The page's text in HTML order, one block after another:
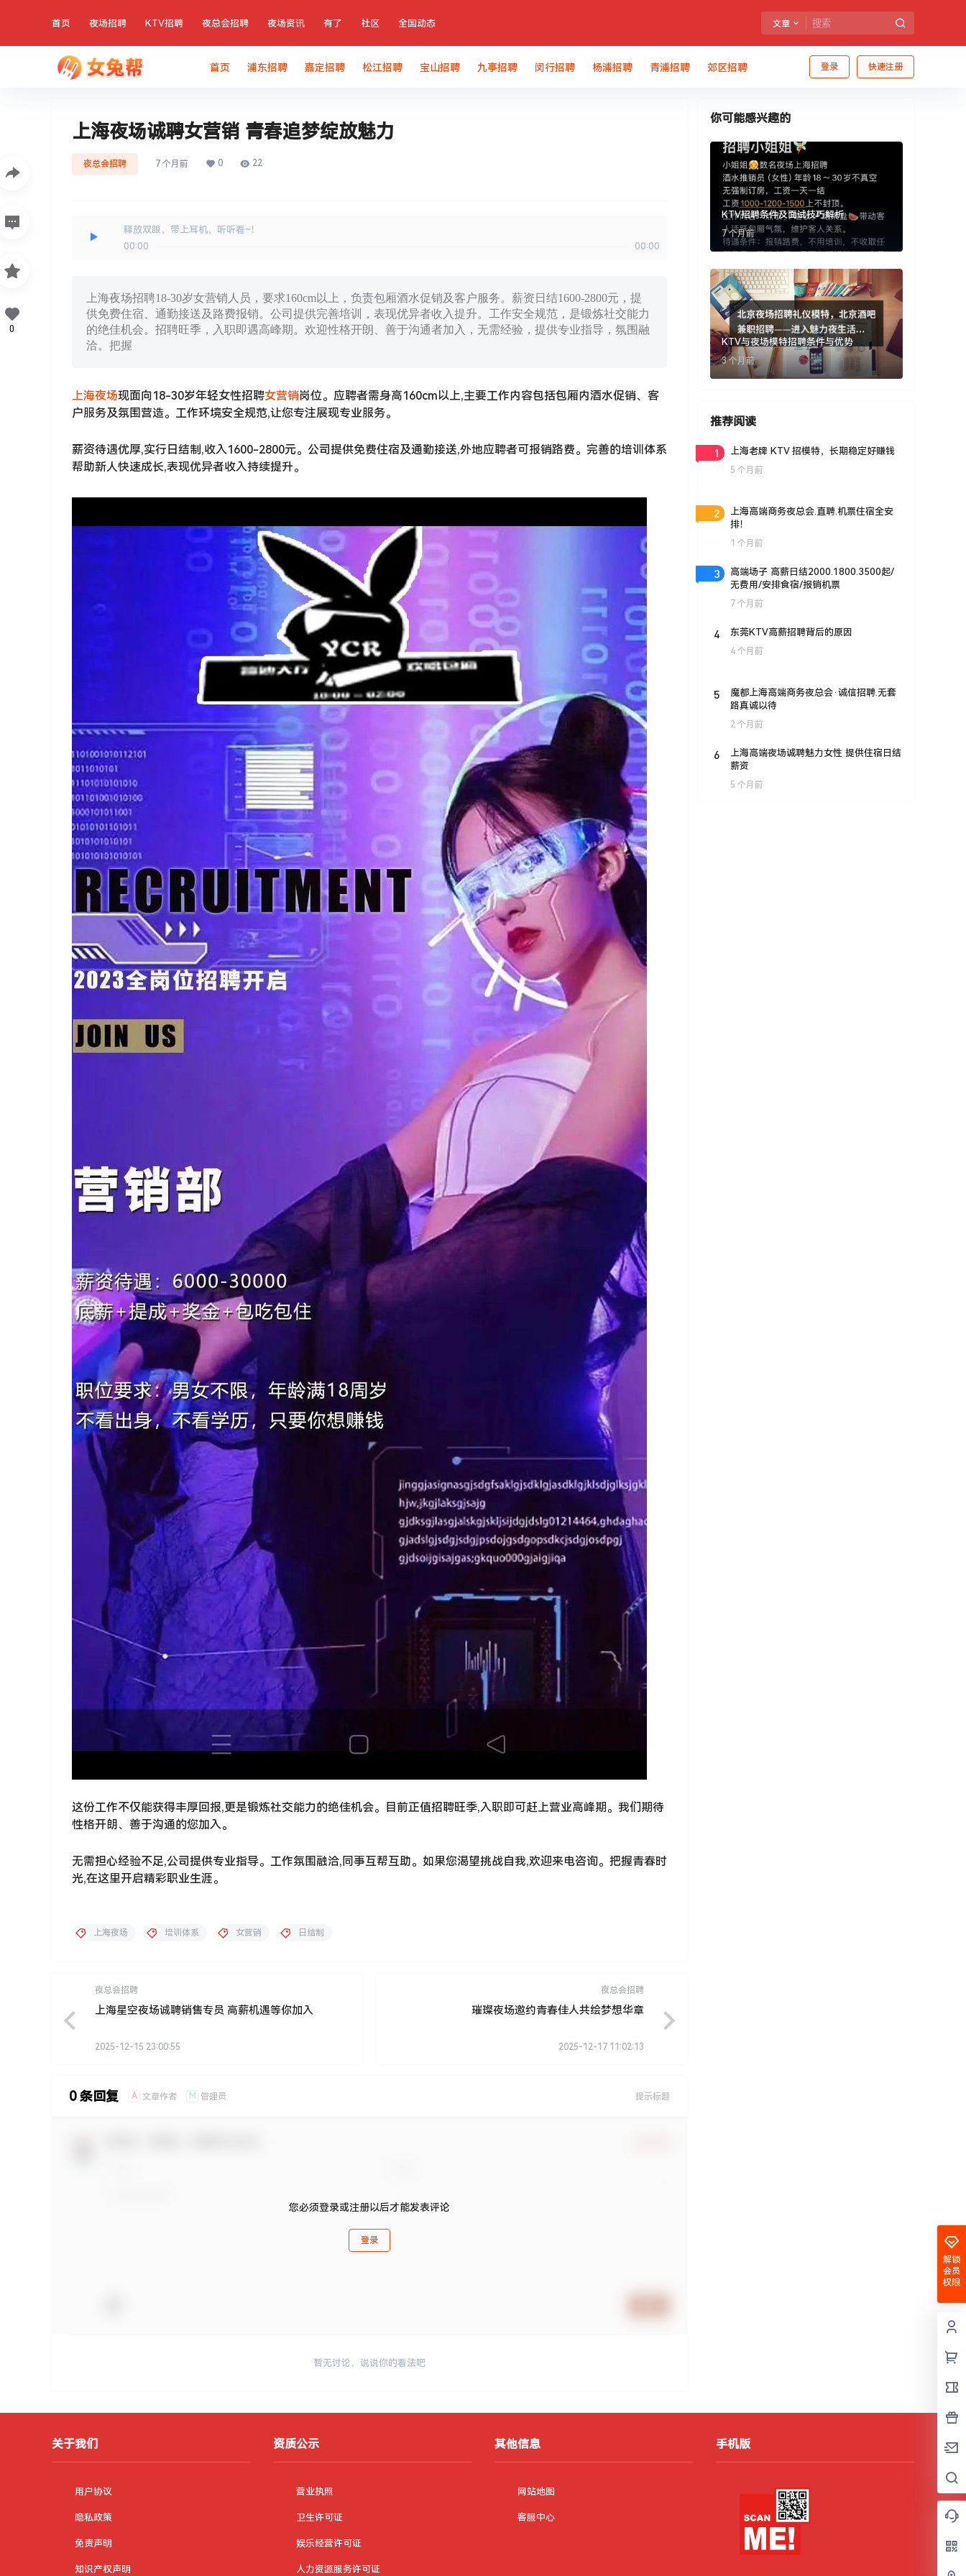
首页 夜场招聘 KTV招聘 夜总会招聘 夜场资讯 有了 社区 全国动态 文章
登录 快速注册
首页 浦东招聘 嘉定招聘 松江招聘 宝山招聘 九亭招聘 闵行招聘 杨浦招聘 青浦招聘 郊区招聘
上海夜场诚聘女营销 青春追梦绽放魅力
夜总会招聘 7 个月前 0 22
释放双眼，带上耳机，听听看~！
00:00
00:00
上海夜场招聘18-30岁女营销人员，要求160cm以上，负责包厢酒水促销及客户服务。薪资日结1600-2800元，提
供免费住宿、通勤接送及路费报销。公司提供完善培训，表现优异者收入提升。工作安全规范，是锻炼社交能力
的绝佳机会。招聘旺季，入职即遇高峰期。欢迎性格开朗、善于沟通者加入，无需经验，提供专业指导，氛围融
洽。把握
上海夜场现面向18-30岁年轻女性招聘女营销岗位。应聘者需身高160cm以上,主要工作内容包括包厢内酒水促销、客
户服务及氛围营造。工作环境安全规范,让您专注展现专业服务。
薪资待遇优厚,实行日结制,收入1600-2800元。公司提供免费住宿及通勤接送,外地应聘者可报销路费。完善的培训体系
帮助新人快速成长,表现优异者收入持续提升。
这份工作不仅能获得丰厚回报,更是锻炼社交能力的绝佳机会。目前正值招聘旺季,入职即可赶上营业高峰期。我们期待
性格开朗、善于沟通的您加入。
无需担心经验不足,公司提供专业指导。工作氛围融洽,同事互帮互助。如果您渴望挑战自我,欢迎来电咨询。把握青春时
光,在这里开启精彩职业生涯。
0
上海夜场 培训体系 女营销 日结制
夜总会招聘
上海星空夜场诚聘销售专员 高薪机遇等你加入
2025-12-15 23:00:55
夜总会招聘
璀璨夜场邀约青春佳人共绘梦想华章
2025-12-17 11:02:13
0 条回复 A 文章作者 M 管理员 提示标题
您必须登录或注册以后才能发表评论
登录
暂无讨论，说说你的看法吧
你可能感兴趣的
KTV招聘条件及面试技巧解析
7 个月前
KTV与夜场模特招聘条件与优势
3 个月前
推荐阅读
1 上海老牌 KTV 招模特，长期稳定好赚钱
5 个月前
2
上海高端商务夜总会.直聘.机票住宿全安
排！
1 个月前
3
高端场子 高薪日结2000.1800.3500起/
无费用/安排食宿/报销机票
7 个月前
4 东莞KTV高薪招聘背后的原因
4 个月前
5
魔都上海高端商务夜总会·诚信招聘.无套
路真诚以待
2 个月前
6
上海高端夜场诚聘魅力女性 提供住宿日结
薪资
5 个月前
解锁
会员
权限
关于我们
用户协议
隐私政策
免责声明
知识产权声明
资质公示
营业执照
卫生许可证
娱乐经营许可证
人力资源服务许可证
其他信息
网站地图
客服中心
手机版